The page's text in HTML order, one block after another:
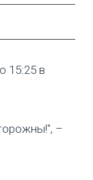
15:25 в
–